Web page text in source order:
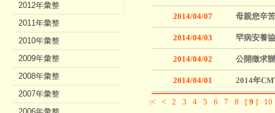
2014/04/07 母親您辛
2014/04/03 罕病安養
2014/04/02 公開徵求
2014/04/01 2014年
|< < 2 3 4 5 6 7 8 [ 9 ] 10
2012年彙整
2011年彙整
2010年彙整
2009年彙整
2008年彙整
2007年彙整